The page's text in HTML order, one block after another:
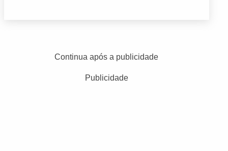
Continua após a publicidade
Publicidade